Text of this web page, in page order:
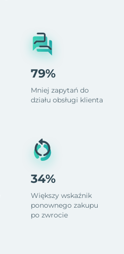
79%
Mniej zapytań do
działu obsługi klienta
34%
Większy wskaźnik
ponownego zakupu
po zwrocie